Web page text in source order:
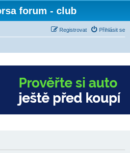
forum - club
Přihlásit se
Registrovat